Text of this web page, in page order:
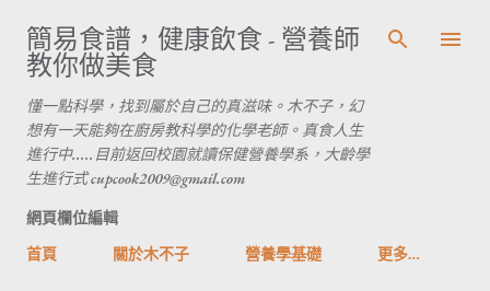
跳到主要內容
簡易食譜，健康飲食 - 營養師
教你做美食
懂一點科學，找到屬於自己的真滋味。木不子，幻
想有一天能夠在廚房教科學的化學老師。真食人生
進行中.....目前返回校園就讀保健營養學系，大齡學
生進行式 cupcook2009@gmail.com
網頁欄位編輯
首頁
關於木不子 營養學基礎 更多…